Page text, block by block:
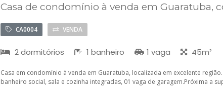
Casa de condomínio à venda em Guaratuba,
CA0004 VENDA
2 dormitórios 1 banheiro 1 vaga 45m²
Casa em condomínio à venda em Guaratuba, localizada em excelente
banheiro social, sala e cozinha integradas, 01 vaga de garagem.Próxima a